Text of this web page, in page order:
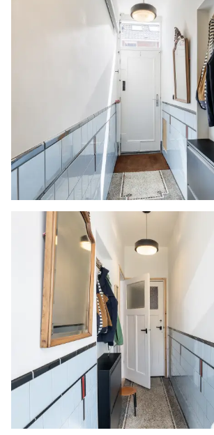
gasaansluiting, houten balkon
isolatie, indeling aangepast,
maat gemaakte keuken, geheel
- Mogelijkheid tot maken van 2
slaapkamers op de verdiepingen
verdieping het plaatsen van een
de 2e verdieping door het
dakraam.
- Geheel voorzien van houten
dubbel glas
- In 2024 zijn de laatste ramen
voorzien van dubbel glas en zijn
voor- en achterdeur geschilderd
- De achterdeur, het
badkamerraam zijn voorzien van
- De begane grond en de eerste
voorzien van vloerverwarming
entreehal)
- Vernieuwde tuin (2024)
- Alle lades in de keuken en de
volledig uittrekbaar
- Er is een kabel voorbereid om een
inductiekookplaat aan te sluiten.